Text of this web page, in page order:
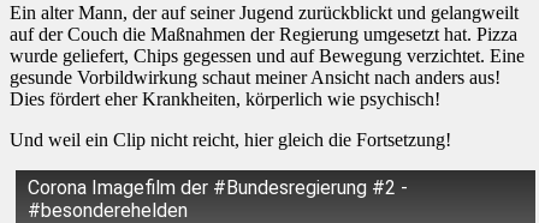
Ein alter Mann, der auf seiner Jugend zurückblickt und gelangweilt
auf der Couch die Maßnahmen der Regierung umgesetzt hat. Pizza
wurde geliefert, Chips gegessen und auf Bewegung verzichtet. Eine
gesunde Vorbildwirkung schaut meiner Ansicht nach anders aus!
Dies fördert eher Krankheiten, körperlich wie psychisch!
Und weil ein Clip nicht reicht, hier gleich die Fortsetzung!
Corona Imagefilm der #Bundesregierung #2 -
#besonderehelden